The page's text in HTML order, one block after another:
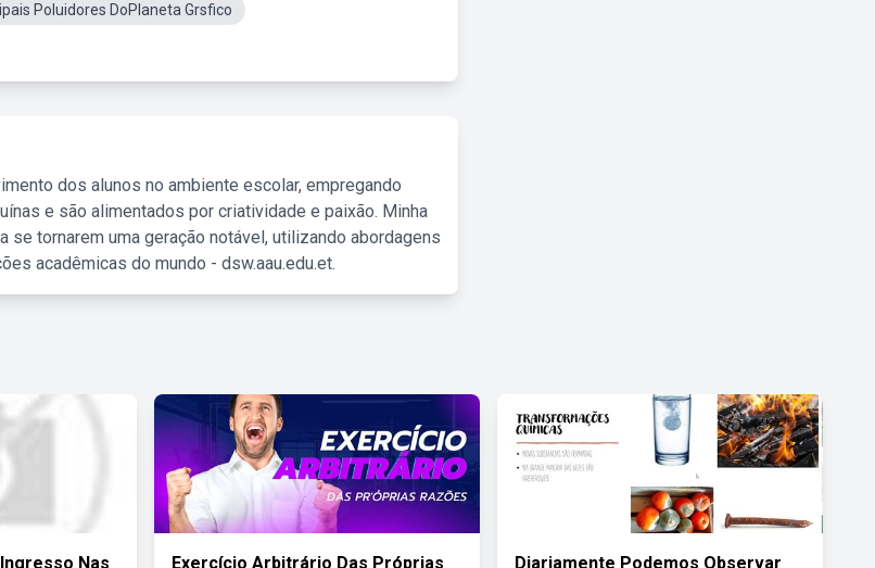
Poluidores DoPlaneta Grsfico
dos alunos no ambiente escolar, empregando
e são alimentados por criatividade e paixão. Minha
tornarem uma geração notável, utilizando abordagens
acadêmicas do mundo - dsw.aau.edu.et.
Nas Exercício Arbitrário Das Próprias Diariamente Podemos Observar